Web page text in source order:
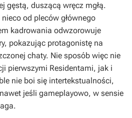
gęstą, duszącą wręcz mgłą.
od pleców głównego
kadrowania odwzorowuje
pokazując protagonistę na
chaty. Nie sposób więc nie
pierwszymi Residentami, jak i
nie boi się intertekstualności,
jeśli gameplayowo, w sensie